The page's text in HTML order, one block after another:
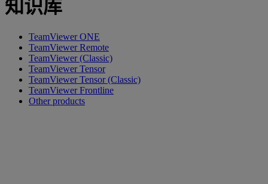
知识库
TeamViewer ONE
TeamViewer Remote
TeamViewer (Classic)
TeamViewer Tensor
TeamViewer Tensor (Classic)
TeamViewer Frontline
Other products